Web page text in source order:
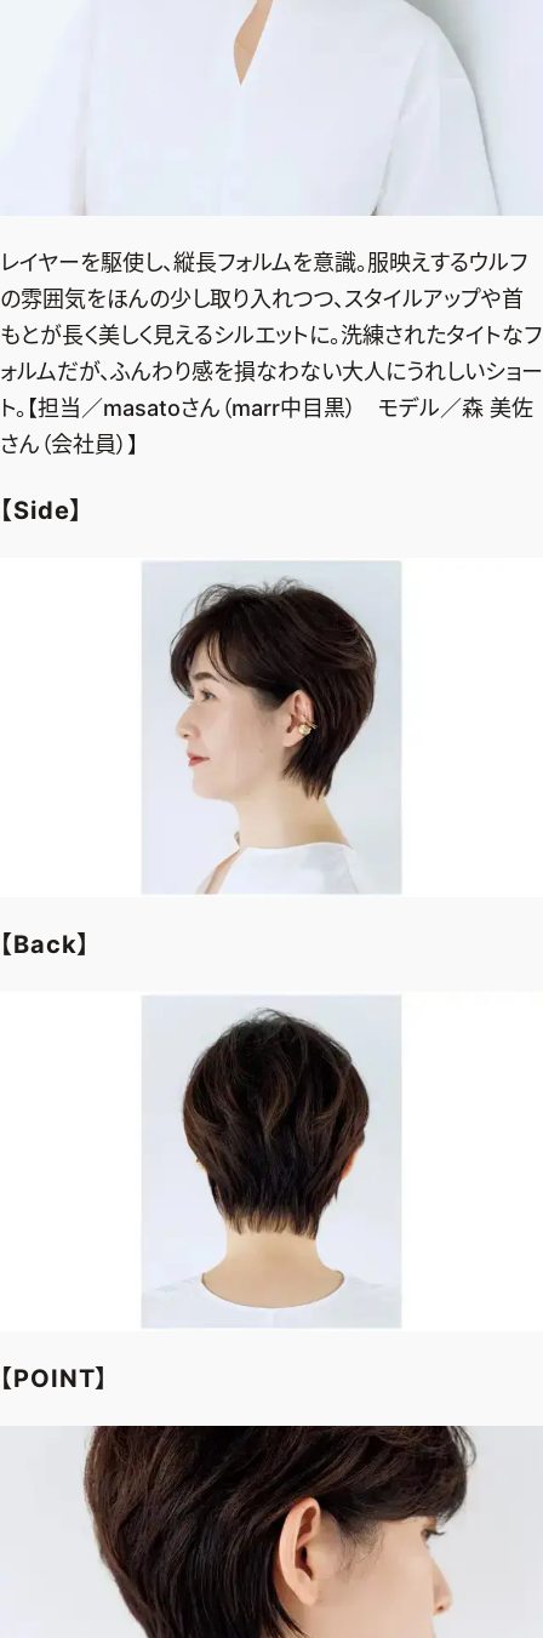
2026年9月号
SHOPPING
エクラプレミアム通販
売れ筋ランキング
エクラ掲載品
イーバイエクラ
FOLLOW US
ファッション、ライフスタイル、
そしてエクラの美意識を、SNSで発信しています。
JOIN US
新規会員登録はこちら
レイヤーを駆使し、縦長フォルムを意識。服映えするウルフ
の雰囲気をほんの少し取り入れつつ、スタイルアップや首
もとが長く美しく見えるシルエットに。洗練されたタイトなフ
ォルムだが、ふんわり感を損なわない大人にうれしいショー
ト。【担当／masatoさん（marr中目黒） モデル／森 美佐
さん（会社員）】
【Side】
【Back】
【POINT】